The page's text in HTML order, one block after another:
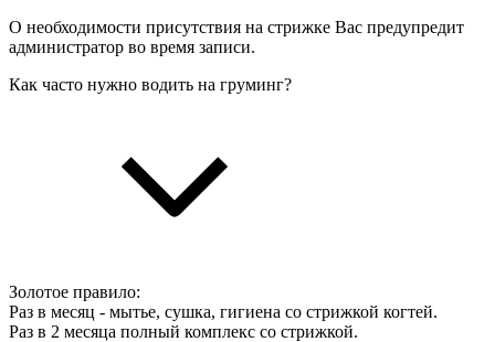
О необходимости присутствия на стрижке Вас предупредит
администратор во время записи.
Как часто нужно водить на груминг?
Золотое правило:
Раз в месяц - мытье, сушка, гигиена со стрижкой когтей.
Раз в 2 месяца полный комплекс со стрижкой.